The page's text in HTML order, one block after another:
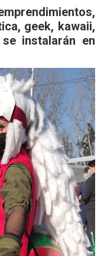
geek, kawaii,
instalarán en